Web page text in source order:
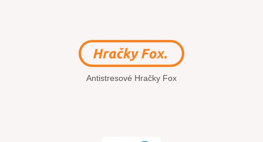
Antistresové Hračky Fox